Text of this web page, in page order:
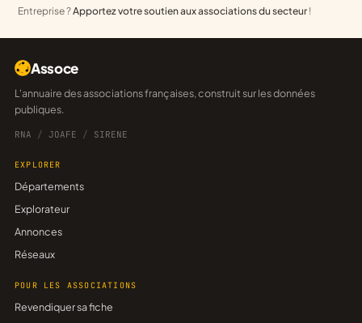
Entreprise ?Apportez votre soutien aux associations du secteur !
Assoce
L'annuaire des associations françaises, construit sur les données
publiques.
RNA / JOAFE / SIRENE
EXPLORER
Départements
Explorateur
Annonces
Réseaux
POUR LES ASSOCIATIONS
Revendiquer sa fiche